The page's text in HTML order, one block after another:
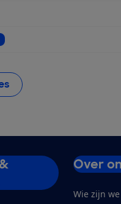
voor Versnellingen
informatie voor
Over
Wie zijn we